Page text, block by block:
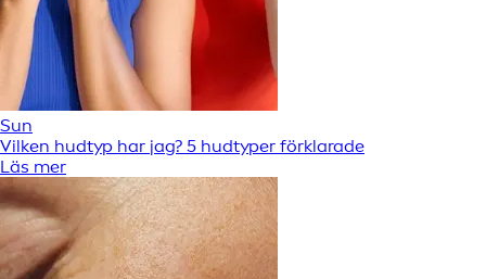
Sun
Vilken hudtyp har jag? 5 hudtyper förklarade
Läs mer